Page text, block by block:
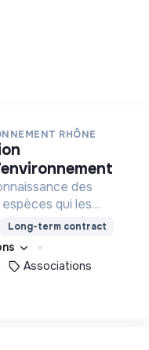
RHÔNE
des
qui les
naturaliste ainsi
à tous publics et
futures.
Long-term contract
Associations